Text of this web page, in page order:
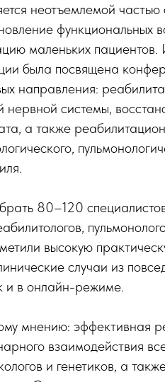
неотъемлемой частью
функциональных
маленьких
была посвящена
направления:
системы,
а также
80–120
высокую
случаи из
и в онлайн-режиме.
мнению: эффективная
взаимодействия
и генетиков, а